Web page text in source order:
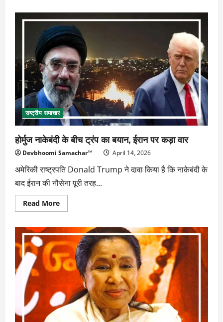
:
80
इलाकों
में
पत्थरबाजी,
सोशल
मीडिया
से
भड़की
हिंसा
राष्ट्रीय समाचार
होर्मुज नाकेबंदी के बीच ट्रंप का बयान, ईरान पर कड़ा वार
Devbhoomi Samachar™ April 14, 2026
अमेरिकी राष्ट्रपति Donald Trump ने दावा किया है कि नाकेबंदी के
बाद ईरान की नौसेना पूरी तरह...
Read MoreRead
more
नाकेबंदी
के
बीच
ट्रंप
का
बयान,
ईरान
वार